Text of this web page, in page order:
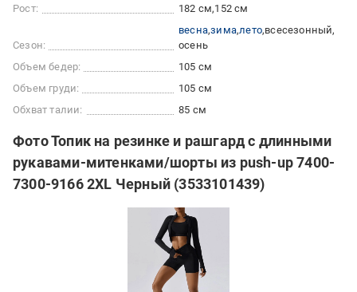
Рост:
182 см 152 см
Сезон:
весна зима лето всесезонный
осень
Объем бедер:
105 см
Объем груди:
105 см
Обхват талии:
85 см
Фото Топик на резинке и рашгард с длинными
рукавами-митенками/шорты из push-up 7400-
7300-9166 2XL Черный (3533101439)